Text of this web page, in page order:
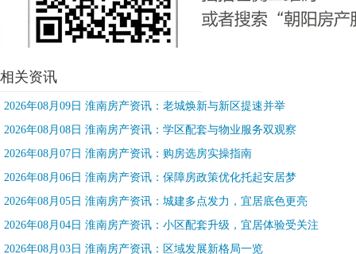
相关资讯
2026年08月09日 淮南房产资讯：老城焕新与新区提速并举
2026年08月08日 淮南房产资讯：学区配套与物业服务双观察
2026年08月07日 淮南房产资讯：购房选房实操指南
2026年08月06日 淮南房产资讯：保障房政策优化托起安居梦
2026年08月05日 淮南房产资讯：城建多点发力，宜居底色更亮
2026年08月04日 淮南房产资讯：小区配套升级，宜居体验受关注
2026年08月03日 淮南房产资讯：区域发展新格局一览